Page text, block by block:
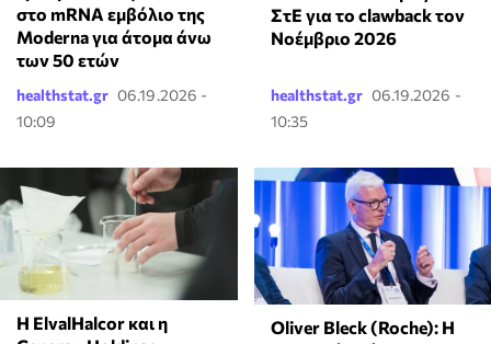
στο mRNA εμβόλιο της
Moderna για άτομα άνω
των 50 ετών
healthstat.gr 06.19.2026 -
10:09
ΣτΕ για το clawback τον
Νοέμβριο 2026
healthstat.gr 06.19.2026 -
10:35
Η ElvalHalcor και η
Oliver Bleck (Roche): Η